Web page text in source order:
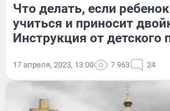
Что делать, если
учиться и приносит
Инструкция от детского
17 апреля, 2023, 13:00 7 963 24